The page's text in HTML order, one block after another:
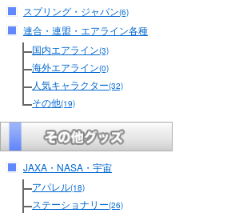
スプリング・ジャパン(6)
連合・連盟・エアライン各種
国内エアライン(3)
海外エアライン(0)
人気キャラクター(32)
その他(19)
JAXA・NASA・宇宙
アパレル(18)
ステーショナリー(26)